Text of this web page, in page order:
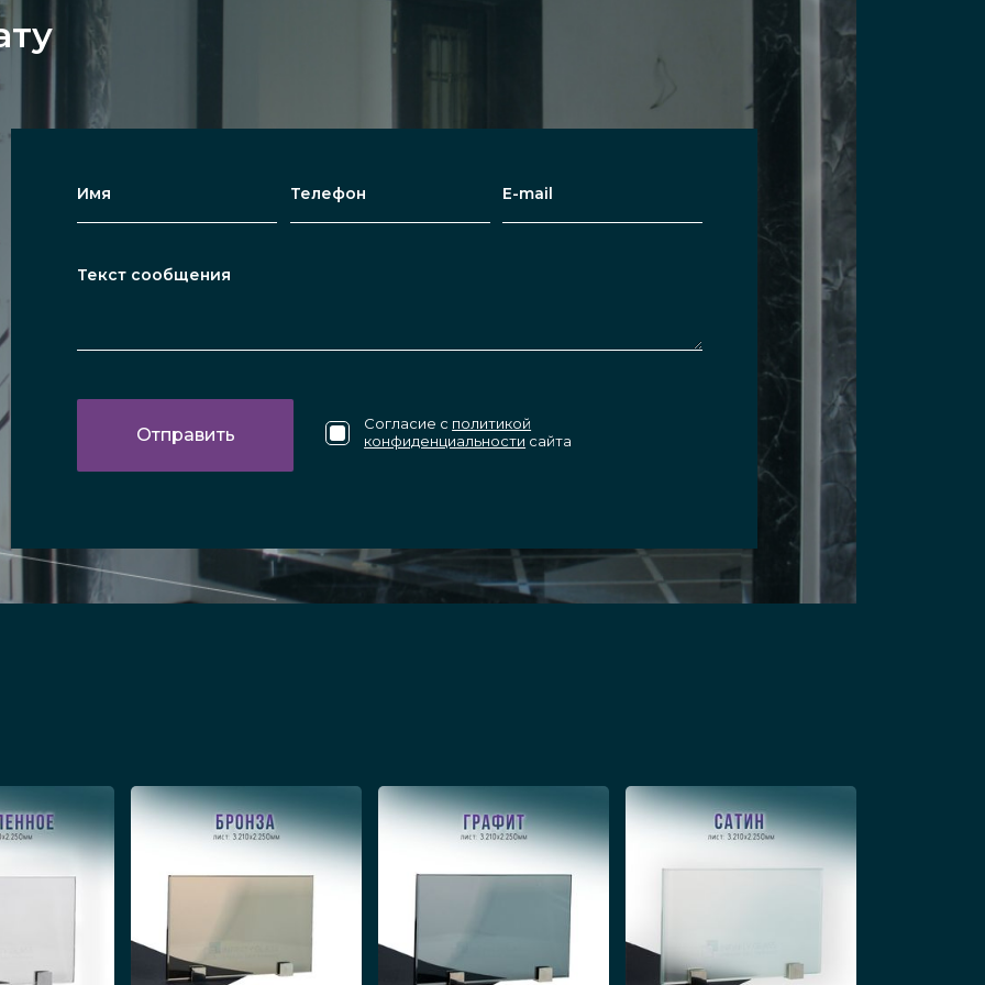
позволяет обеспечивать приватность находящемуся за ней человеку. И
солнечных лучей в ванной или душевой комнате, как у более непроницаемых
или металлических.
с матовой поверхностью бывают частично прозрачные, с узором, окрашенными
популярные цвета.
для ванных комнат со своими специальными преимуществами: складные
реже маятниковые матовые решения из стекла.
Можно использовать закалённые варианты полотен и триплекс, толщину от 8
установки
фиксации. Далее на матовое полотно двери в ванной крепятся петли и
которые используются, чтобы держать прочный дверной металлический (обычно
или стеклянную створку. На финальном этапе монтажа изделия нужно
которое изготавливается из металла или ПВХ. Затем проверяется,
матовая модель из надёжного стеклянного листа для размещения в ванной
тот принимает работу или, при необходимости, просит внести корректировки.
Согласие с политикой
конфиденциальности сайта